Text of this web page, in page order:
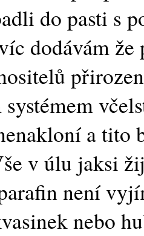
do pasti s
dodávám
a tito
v úlu jaksi
není
nebo